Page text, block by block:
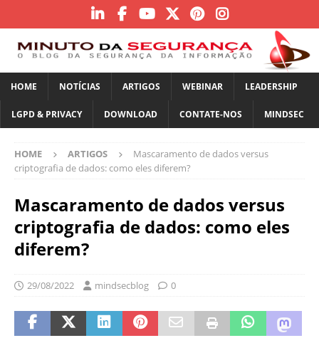
HOME NOTÍCIAS ARTIGOS WEBINAR LEADERSHIP
LGPD & PRIVACY DOWNLOAD CONTATE-NOS MINDSEC
HOME ARTIGOS
Mascaramento de dados versus
criptografia de dados: como eles diferem?
Mascaramento de dados versus
criptografia de dados: como eles
diferem?
29/08/2022 mindsecblog 0